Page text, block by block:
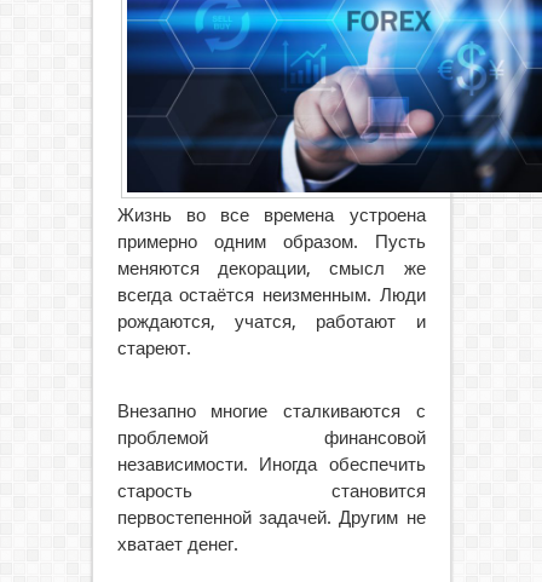
Жизнь во все времена устроена
примерно одним образом. Пусть
меняются декорации, смысл же
всегда остаётся неизменным. Люди
рождаются, учатся, работают и
стареют.
Внезапно многие сталкиваются с
проблемой финансовой
независимости. Иногда обеспечить
старость становится
первостепенной задачей. Другим не
хватает денег.